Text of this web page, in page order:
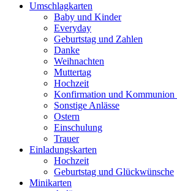
Umschlagkarten
Baby und Kinder
Everyday
Geburtstag und Zahlen
Danke
Weihnachten
Muttertag
Hochzeit
Konfirmation und Kommunion
Sonstige Anlässe
Ostern
Einschulung
Trauer
Einladungskarten
Hochzeit
Geburtstag und Glückwünsche
Minikarten